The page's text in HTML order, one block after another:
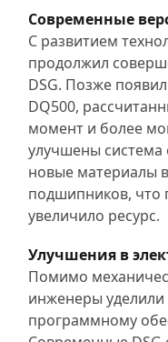
Современные
С развитием
продолжил
DSG. Позже
DQ500,
момент и более
улучшены
новые материалы
подшипников, что
увеличило ресурс.
Улучшения в
Помимо
инженеры
программному